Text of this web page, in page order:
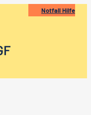
Notfall Hilfe